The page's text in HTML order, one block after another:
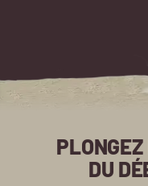
PLONGEZ
DU